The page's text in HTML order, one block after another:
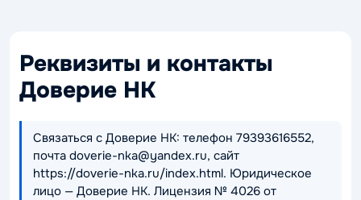
Реквизиты и контакты
Доверие НК
Связаться с Доверие НК: телефон 79393616552,
почта doverie-nka@yandex.ru, сайт
https://doverie-nka.ru/index.html. Юридическое
лицо — Доверие НК. Лицензия № 4026 от